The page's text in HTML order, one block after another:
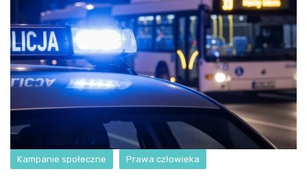
Kampanie społeczne Prawa człowieka